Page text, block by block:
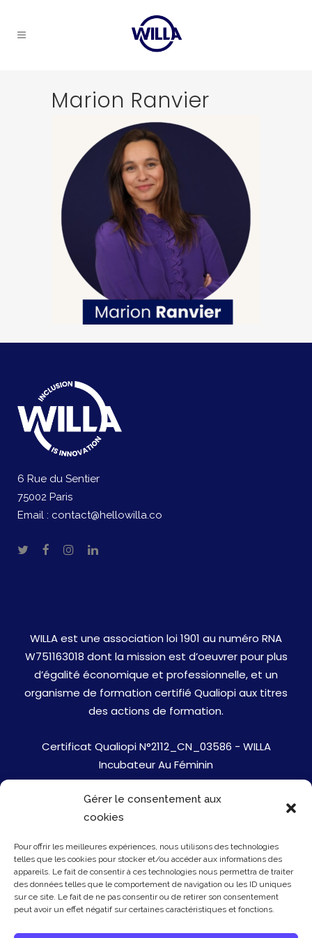
Gérer le consentement aux
cookies
Pour offrir les meilleures expériences, nous utilisons des technologies
telles que les cookies pour stocker et/ou accéder aux informations des
appareils. Le fait de consentir à ces technologies nous permettra de traiter
des données telles que le comportement de navigation ou les ID uniques
sur ce site. Le fait de ne pas consentir ou de retirer son consentement
peut avoir un effet négatif sur certaines caractéristiques et fonctions.
Marion Ranvier
6 Rue du Sentier
75002 Paris
Email : contact@hellowilla.co
WILLA est une association loi 1901 au numéro RNA
W751163018 dont la mission est d’oeuvrer pour plus
d’égalité économique et professionnelle, et un
organisme de formation certifié Qualiopi aux titres
des actions de formation.
Certificat Qualiopi N°2112_CN_03586 - WILLA
Incubateur Au Féminin
Jobs
Mentions Légales
Politique de cookies
Presse